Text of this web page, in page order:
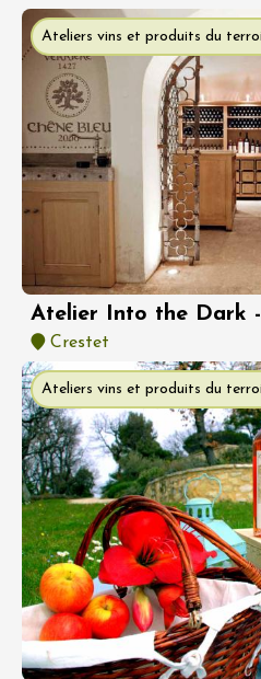
Ateliers vins et produits du
Atelier Into the Dark -
Crestet
Ateliers vins et produits du